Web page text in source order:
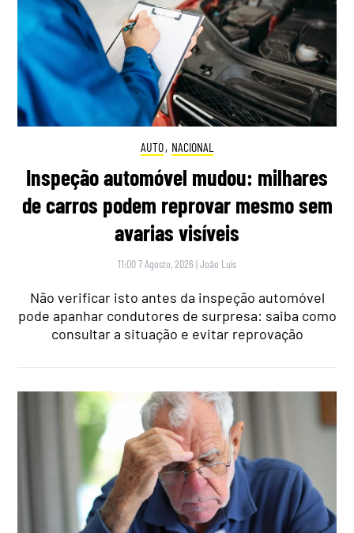
AUTO, NACIONAL
Inspeção automóvel mudou: milhares
de carros podem reprovar mesmo sem
avarias visíveis
11:00 7 Agosto, 2026 |João Luís
Não verificar isto antes da inspeção automóvel
pode apanhar condutores de surpresa: saiba como
consultar a situação e evitar reprovação